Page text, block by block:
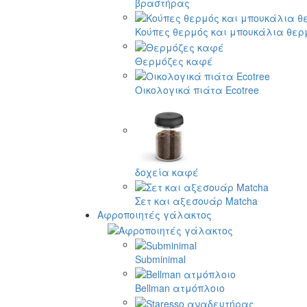
βραστήρας
Κούπες θερμός και μπουκάλια
Θερμόζες καφέ
Οικολογικά πιάτα Ecotree
δοχεία καφέ
Σετ και αξεσουάρ Matcha
Αφροποιητές γάλακτος
Subminimal
Bellman ατμόπλοιο